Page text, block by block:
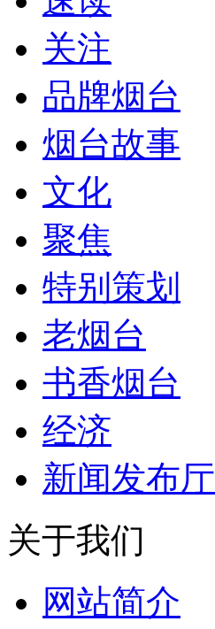
关注
品牌烟台
烟台故事
文化
聚焦
特别策划
老烟台
书香烟台
经济
新闻发布厅
关于我们
网站简介